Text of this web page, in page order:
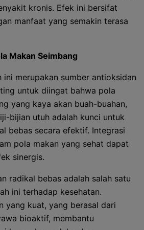
kronis. Efek ini bersifat
manfaat yang semakin terasa
Makan Seimbang
ini merupakan sumber antioksidan
untuk diingat bahwa pola
yang kaya akan buah-buahan,
bijian utuh adalah kunci untuk
bebas secara efektif. Integrasi
pola makan yang sehat dapat
sinergis.
radikal bebas adalah salah satu
ini terhadap kesehatan.
yang kuat, yang berasal dari
bioaktif, membantu